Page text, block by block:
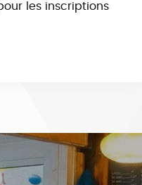
les inscriptions